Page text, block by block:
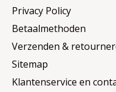
Privacy Policy
Betaalmethoden
Verzenden &
Sitemap
Klantenservice en